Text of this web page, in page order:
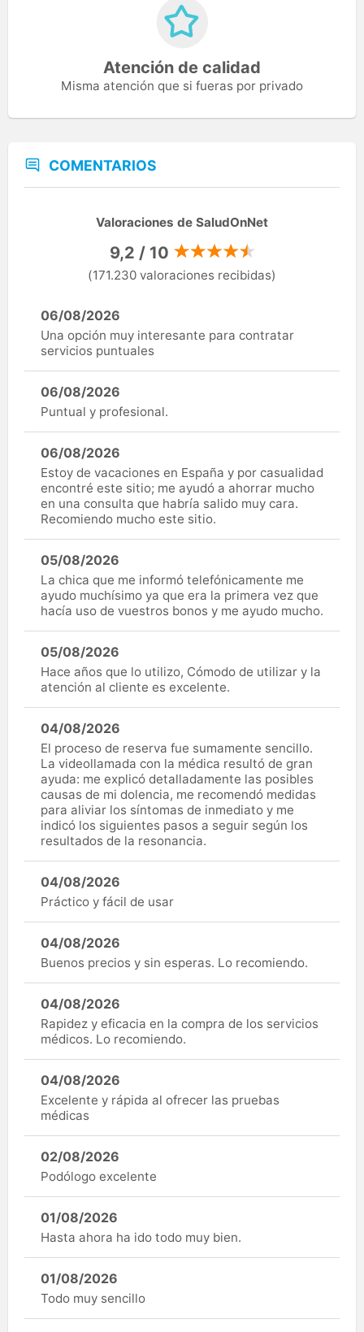
Atención de calidad
Misma atención que si fueras por privado
COMENTARIOS
Valoraciones de SaludOnNet
9,2 / 10
(171.230 valoraciones recibidas)
06/08/2026
Una opción muy interesante para contratar
servicios puntuales
06/08/2026
Puntual y profesional.
06/08/2026
Estoy de vacaciones en España y por casualidad
encontré este sitio; me ayudó a ahorrar mucho
en una consulta que habría salido muy cara.
Recomiendo mucho este sitio.
05/08/2026
La chica que me informó telefónicamente me
ayudo muchísimo ya que era la primera vez que
hacía uso de vuestros bonos y me ayudo mucho.
05/08/2026
Hace años que lo utilizo, Cómodo de utilizar y la
atención al cliente es excelente.
04/08/2026
El proceso de reserva fue sumamente sencillo.
La videollamada con la médica resultó de gran
ayuda: me explicó detalladamente las posibles
causas de mi dolencia, me recomendó medidas
para aliviar los síntomas de inmediato y me
indicó los siguientes pasos a seguir según los
resultados de la resonancia.
04/08/2026
Práctico y fácil de usar
04/08/2026
Buenos precios y sin esperas. Lo recomiendo.
04/08/2026
Rapidez y eficacia en la compra de los servicios
médicos. Lo recomiendo.
04/08/2026
Excelente y rápida al ofrecer las pruebas
médicas
02/08/2026
Podólogo excelente
01/08/2026
Hasta ahora ha ido todo muy bien.
01/08/2026
Todo muy sencillo